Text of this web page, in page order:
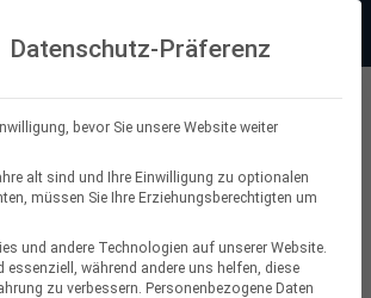
64 37 19 5 - 0
Datenschutz-Präferenz
bevor Sie unsere Website weiter
alt sind und Ihre Einwilligung zu optionalen
müssen Sie Ihre Erziehungsberechtigten um
und andere Technologien auf unserer Website.
essenziell, während andere uns helfen, diese
zu verbessern. Personenbezogene Daten